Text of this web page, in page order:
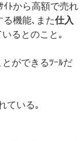
ｲﾄから高額で売れ
機能､また仕入
るとのこと｡
ができるﾂｰﾙだ
ている｡